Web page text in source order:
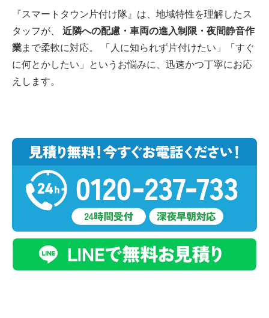
『スマートタウン片付け隊』は、地域特性を理解したス
タッフが、 近隣への配慮・車両の進入制限・夜間静音作
業まで柔軟に対応。 「人に知られず片付けたい」「すぐ
に何とかしたい」というお悩みに、迅速かつ丁寧にお応
えします。